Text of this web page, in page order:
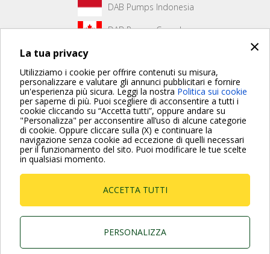
×
La tua privacy
Utilizziamo i cookie per offrire contenuti su misura,
personalizzare e valutare gli annunci pubblicitari e fornire
un'esperienza più sicura. Leggi la nostra Politica sui cookie
per saperne di più. Puoi scegliere di acconsentire a tutti i
cookie cliccando su “Accetta tutti”, oppure andare su
"Personalizza" per acconsentire all’uso di alcune categorie
di cookie. Oppure cliccare sulla (X) e continuare la
navigazione senza cookie ad eccezione di quelli necessari
per il funzionamento del sito. Puoi modificare le tue scelte
in qualsiasi momento.
ACCETTA TUTTI
PERSONALIZZA
DAB Pumps Indonesia
DAB Pumps Canada
Non è stato creato alcun contenuto per la prima pagina.
Per maggiori informazioni consulta anche le Domande più
Frequenti
P.I. 03675230282 - R.E.A. Padova N. 328200- Cap.